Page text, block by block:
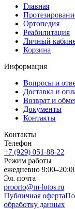
Главная
Ортопедия
Реабилитация
Личный
Корзина
Информация
Вопросы и
Доставка и
Возврат и
Документы
Контакты
Контакты
Телефон
+7 (929) 051-88-22
Режим работы
ежедневно
Эл. почта
proorto@m-lotos.ru
Публичная оферта
обработку данных